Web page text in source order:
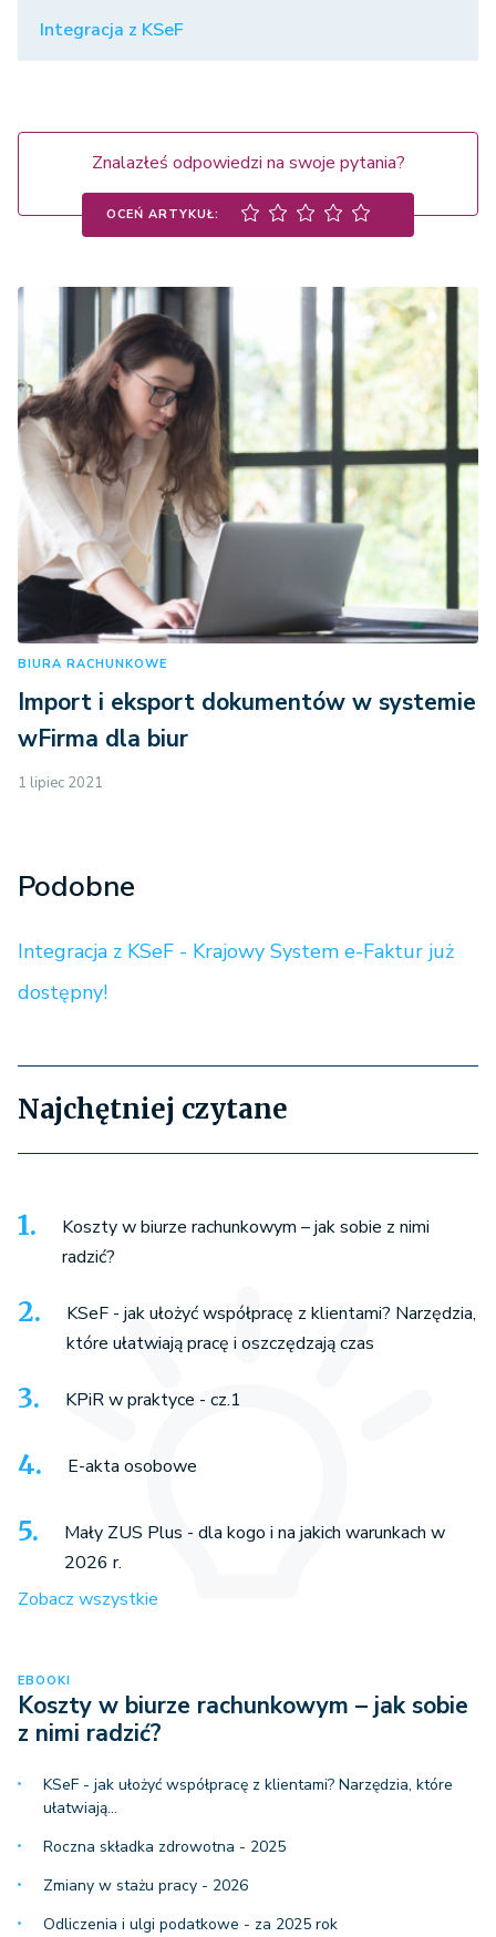
Integracja z KSeF
Znalazłeś odpowiedzi na swoje pytania?
OCEŃ ARTYKUŁ:
BIURA RACHUNKOWE
Import i eksport dokumentów w systemie
wFirma dla biur
1 lipiec 2021
Podobne
Integracja z KSeF - Krajowy System e-Faktur już
dostępny!
Najchętniej czytane
Koszty w biurze rachunkowym – jak sobie z nimi
radzić?
KSeF - jak ułożyć współpracę z klientami? Narzędzia,
które ułatwiają pracę i oszczędzają czas
KPiR w praktyce - cz.1
E-akta osobowe
Mały ZUS Plus - dla kogo i na jakich warunkach w
2026 r.
Zobacz wszystkie
EBOOKI
Koszty w biurze rachunkowym – jak sobie
z nimi radzić?
KSeF - jak ułożyć współpracę z klientami? Narzędzia, które
ułatwiają…
Roczna składka zdrowotna - 2025
Zmiany w stażu pracy - 2026
Odliczenia i ulgi podatkowe - za 2025 rok